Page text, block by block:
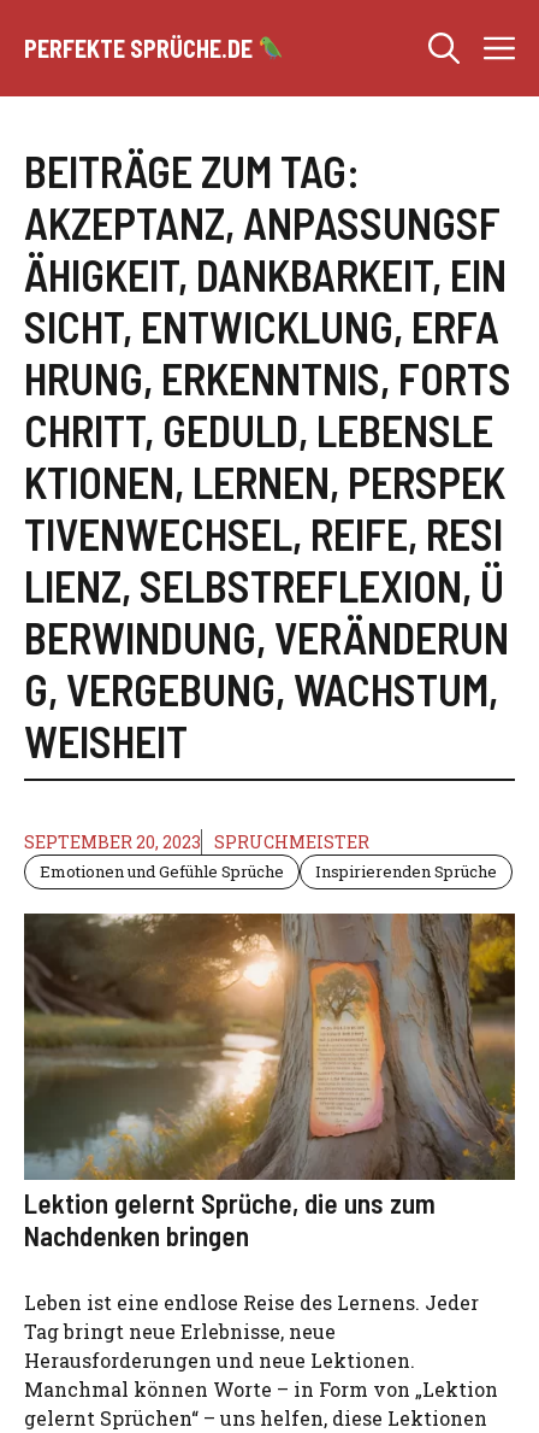
Inhalt
PERFEKTE SPRÜCHE.DE
BEITRÄGE ZUM TAG:
AKZEPTANZ, ANPASSUNGSF
ÄHIGKEIT, DANKBARKEIT, EIN
SICHT, ENTWICKLUNG, ERFA
HRUNG, ERKENNTNIS, FORTS
CHRITT, GEDULD, LEBENSLE
KTIONEN, LERNEN, PERSPEK
TIVENWECHSEL, REIFE, RESI
LIENZ, SELBSTREFLEXION, Ü
BERWINDUNG, VERÄNDERUN
G, VERGEBUNG, WACHSTUM,
WEISHEIT
SEPTEMBER 20, 2023 SPRUCHMEISTER
Emotionen und Gefühle Sprüche Inspirierenden Sprüche
Lektion gelernt Sprüche, die uns zum
Nachdenken bringen
Leben ist eine endlose Reise des Lernens. Jeder
Tag bringt neue Erlebnisse, neue
Herausforderungen und neue Lektionen.
Manchmal können Worte – in Form von „Lektion
gelernt Sprüchen“ – uns helfen, diese Lektionen